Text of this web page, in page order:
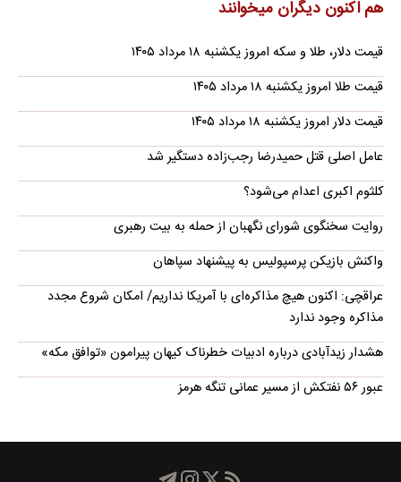
هم اکنون دیگران میخوانند
قیمت دلار، طلا و سکه امروز یکشنبه ۱۸ مرداد ۱۴۰۵
قیمت طلا امروز یکشنبه ۱۸ مرداد ۱۴۰۵
قیمت دلار امروز یکشنبه ۱۸ مرداد ۱۴۰۵
عامل اصلی قتل حمیدرضا رجب‌زاده دستگیر شد
کلثوم اکبری اعدام می‌شود؟
روایت سخنگوی شورای نگهبان از حمله به بیت رهبری
واکنش بازیکن پرسپولیس به پیشنهاد سپاهان
عراقچی: اکنون هیچ مذاکره‌ای با آمریکا نداریم/ امکان شروع مجدد
مذاکره وجود ندارد
هشدار زیدآبادی درباره ادبیات خطرناک کیهان پیرامون «توافق مکه»
عبور ۵۶ نفتکش از مسیر عمانی تنگه هرمز